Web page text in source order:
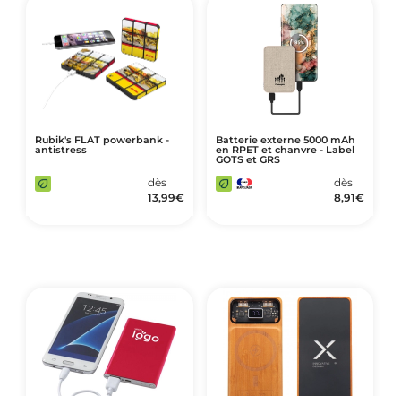
Rubik's FLAT powerbank -
antistress
dès
13,99€
Batterie externe 5000 mAh
en RPET et chanvre - Label
GOTS et GRS
dès
8,91€